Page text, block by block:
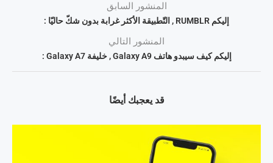
المنشور السابق
إليكم RUMBLR , التّطبيقة الأكثر غرابة بدون شكّ حاليّا :
المنشور التالي
إليكم كيف سيبدو هاتف Galaxy A9 , خليفة Galaxy A7 :
قد يعجبك أيضًا